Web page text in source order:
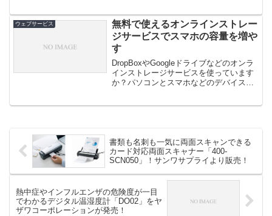
ウェブサービス
無料で使えるオンラインストレー
ジサービスでスマホの容量を増や
す
DropBoxやGoogleドライブなどのオンラ
インストレージサービスを使っています
か？パソコンとスマホなどのデバイス間
書類も名刺も一気に両面スキャンできる
カード対応両面スキャナー「400-
SCN050」！サンワサプライより販売！
熱中症やインフルエンザの危険度が一目
でわかるデジタル温湿度計「DO02」をヤ
ザワコーポレーションが発売！